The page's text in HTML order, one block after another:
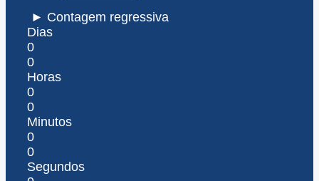
► Contagem regressiva
Dias
0
0
Horas
0
0
Minutos
0
0
Segundos